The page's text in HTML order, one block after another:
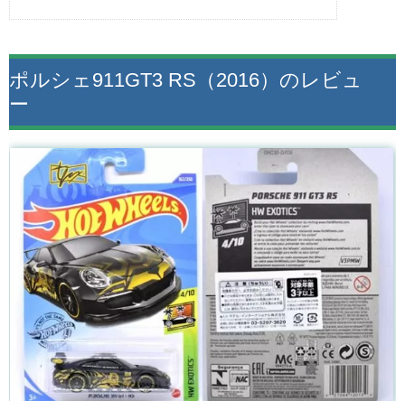
ポルシェ911GT3 RS（2016）のレビュ
ー